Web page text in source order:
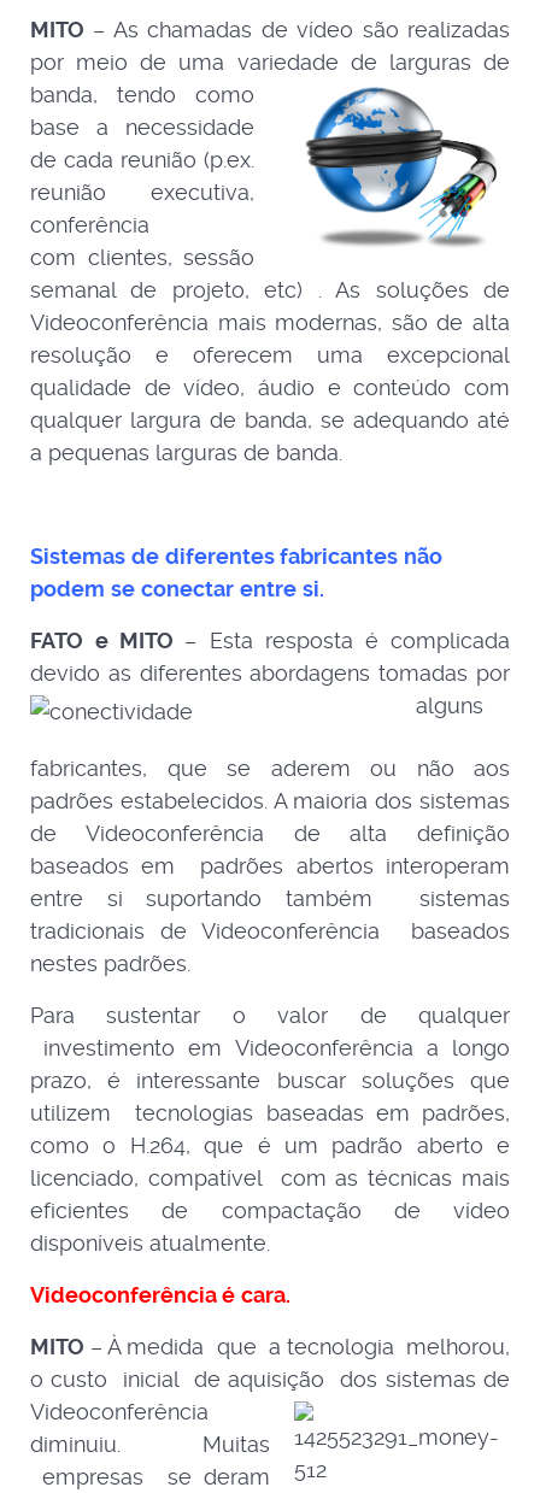
MITO – As chamadas de vídeo são realizadas
por meio de uma variedade de larguras de
banda, tendo como
base a necessidade
de cada reunião (p.ex.
reunião executiva,
conferência
com clientes, sessão
semanal de projeto, etc) . As soluções de
Videoconferência mais modernas, são de alta
resolução e oferecem uma excepcional
qualidade de vídeo, áudio e conteúdo com
qualquer largura de banda, se adequando até
a pequenas larguras de banda.
Sistemas de diferentesfabricantes não
podem se conectar entre si.
FATO e MITO – Esta resposta é complicada
devido as diferentes abordagens tomadas por
alguns
fabricantes, que se aderem ou não aos
padrões estabelecidos. A maioria dos sistemas
de Videoconferência de alta definição
baseados em padrões abertos interoperam
entre si suportando também sistemas
tradicionais de Videoconferência baseados
nestes padrões.
Para sustentar o valor de qualquer
investimento em Videoconferência a longo
prazo, é interessante buscar soluções que
utilizem tecnologias baseadas em padrões,
como o H.264, que é um padrão aberto e
licenciado, compatível com as técnicas mais
eficientes de compactação de vídeo
disponíveis atualmente.
Videoconferênciaé cara.
MITO – À medida que a tecnologia melhorou,
o custo inicial de aquisição dos sistemas de
Videoconferência
diminuiu. Muitas
empresas se deram